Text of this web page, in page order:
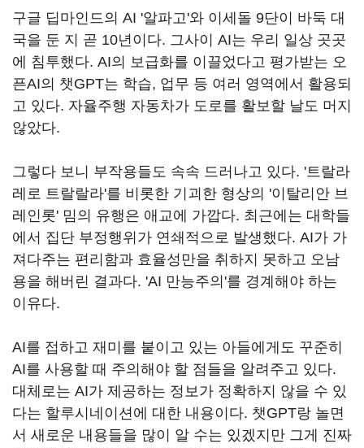
구글 딥마인드의 AI '알파고'와 이세돌 9단이 바둑 대
국을 둔 지 곧 10년이다. 그사이 AI는 우리 일상 곳곳
에 침투했다. AI의 보급화를 이끌었다고 평가받는 오
픈AI의 챗GPT는 학습, 업무 등 여러 영역에서 활용되
고 있다. 자율주행 자동차가 도로를 활보할 날도 머지
않았다.
그렇다 보니 부작용들도 속속 드러나고 있다. '트랄라
레로 트랄랄라'를 비롯한 기괴한 형상의 '이탈리안 브
레인롯' 밈의 유행은 애교에 가깝다. 최근에는 대학들
에서 집단 부정행위가 연쇄적으로 발생했다. AI가 가
져다주는 편리함과 효율성만을 취하지 못하고 오남
용을 해버린 결과다. 'AI 만능주의'를 경계해야 하는
이유다.
AI를 접하고 재미를 붙이고 있는 아들에게도 꾸준히
AI를 사용할 때 주의해야 할 점들을 알려주고 있다.
대체로는 AI가 제공하는 정보가 정확하지 않을 수 있
다는 할루시네이션에 대한 내용이다. 챗GPT랑 놀면
서 새로운 내용들을 많이 알 수는 있겠지만 그게 진짜